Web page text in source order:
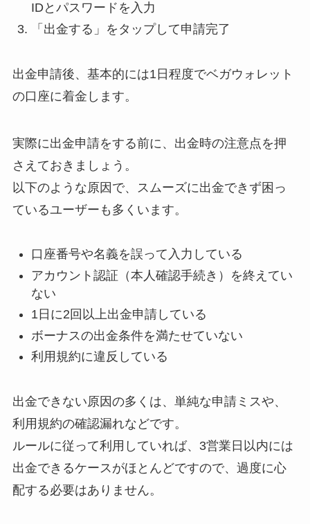
IDとパスワードを入力
「出金する」をタップして申請完了
出金申請後、基本的には1日程度でベガウォレット
の口座に着金します。
実際に出金申請をする前に、出金時の注意点を押
さえておきましょう。
以下のような原因で、スムーズに出金できず困っ
ているユーザーも多くいます。
口座番号や名義を誤って入力している
アカウント認証（本人確認手続き）を終えてい
ない
1日に2回以上出金申請している
ボーナスの出金条件を満たせていない
利用規約に違反している
出金できない原因の多くは、単純な申請ミスや、
利用規約の確認漏れなどです。
ルールに従って利用していれば、3営業日以内には
出金できるケースがほとんどですので、過度に心
配する必要はありません。